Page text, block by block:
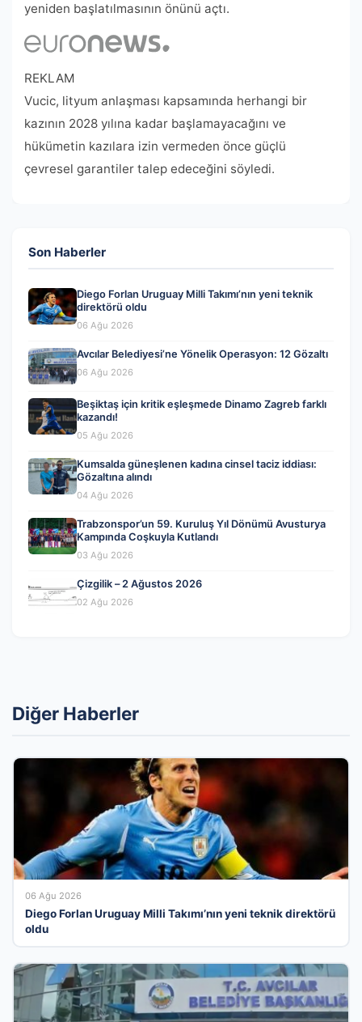
yeniden başlatılmasının önünü açtı.
REKLAM
Vucic, lityum anlaşması kapsamında herhangi bir
kazının 2028 yılına kadar başlamayacağını ve
hükümetin kazılara izin vermeden önce güçlü
çevresel garantiler talep edeceğini söyledi.
Son Haberler
Diego Forlan Uruguay Milli Takımı’nın yeni teknik
direktörü oldu
06 Ağu 2026
Avcılar Belediyesi’ne Yönelik Operasyon: 12 Gözaltı
06 Ağu 2026
Beşiktaş için kritik eşleşmede Dinamo Zagreb farklı
kazandı!
05 Ağu 2026
Kumsalda güneşlenen kadına cinsel taciz iddiası:
Gözaltına alındı
04 Ağu 2026
Trabzonspor’un 59. Kuruluş Yıl Dönümü Avusturya
Kampında Coşkuyla Kutlandı
03 Ağu 2026
Çizgilik – 2 Ağustos 2026
02 Ağu 2026
Diğer Haberler
06 Ağu 2026
Diego Forlan Uruguay Milli Takımı’nın yeni teknik direktörü
oldu